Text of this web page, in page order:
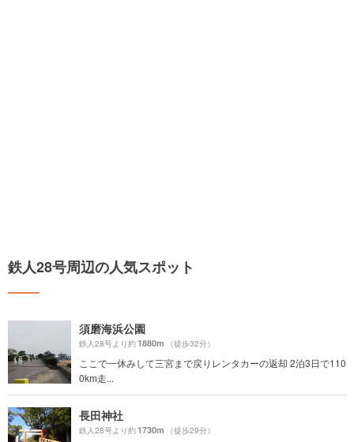
鉄人28号周辺の人気スポット
須磨海浜公園
鉄人28号より約1880m （徒歩32分）
ここで一休みして三宮まで戻りレンタカーの返却 2泊3日で110
0km走...
長田神社
鉄人28号より約1730m （徒歩29分）